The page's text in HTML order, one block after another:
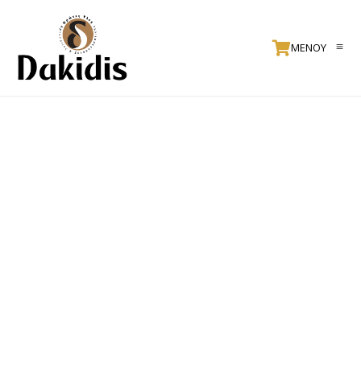
ΜΕΝΟΥ